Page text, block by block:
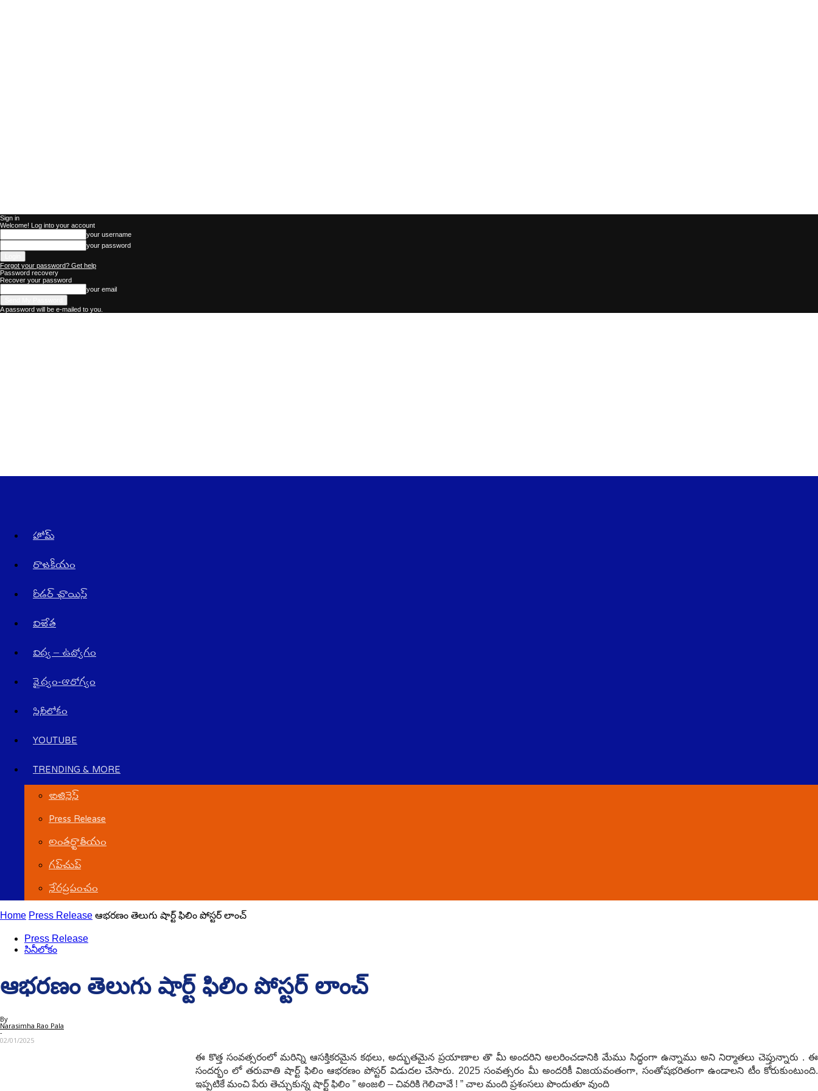
Sign in
Welcome! Log into your account
your username
your password
Forgot your password? Get help
Password recovery
Recover your password
your email
A password will be e-mailed to you.
హోమ్
రాజ‌కీయం
రీడర్ ఛాయిస్
విజేత
విద్య – ఉద్యోగం
వైద్యం-ఆరోగ్యం
సినీలోకం
YOUTUBE
TRENDING & MORE
బిజినెస్
Press Release
అంతర్జాతీయం
గ‌ప్‌చుప్
నేర‌ప్ర‌పంచం
Home Press Release ఆభరణం తెలుగు షార్ట్ ఫిలిం పోస్టర్ లాంచ్
Press Release
సినీలోకం
ఆభరణం తెలుగు షార్ట్ ఫిలిం పోస్టర్ లాంచ్
By
Narasimha Rao Pala
-
02/01/2025
ఈ కొత్త సంవత్సరంలో మరిన్ని ఆసక్తికరమైన కథలు, అద్భుతమైన ప్రయాణాల తొ మీ అందరిని అలరించడానికి మేము సిద్ధంగా ఉన్నాము అని నిర్మాతలు చెప్తున్నారు . ఈ
సందర్భం లో తరువాతి షార్ట్ ఫిలిం ఆభరణం పోస్టర్ విడుదల చేసారు. 2025 సంవత్సరం మీ అందరికీ విజయవంతంగా, సంతోషభరితంగా ఉండాలని టీం కోరుకుంటుంది.
ఇప్పటికే మంచి పేరు తెచ్చుకున్న షార్ట్ ఫిలిం ” అంజలి – చివరికి గెలిచావే ! ” చాల మంది ప్రశంసలు పొందుతూ వుంది